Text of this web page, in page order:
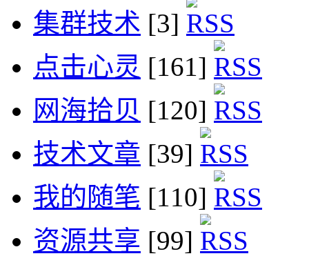
集群技术 [3]
点击心灵 [161]
网海拾贝 [120]
技术文章 [39]
我的随笔 [110]
资源共享 [99]